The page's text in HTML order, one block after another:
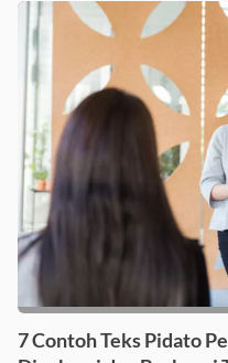
7 Contoh Teks Pidato